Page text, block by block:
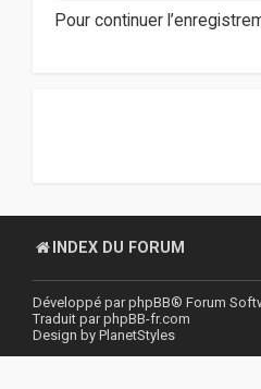
Pour continuer
INDEX DU FORUM
Développé parphpBB® Forum
Traduit parphpBB-fr.com
Design by PlanetStyles